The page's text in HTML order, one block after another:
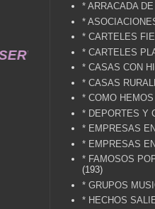
MEMORIA
* ARRACADA
*
* CARTELES
* CARTELES
* CASAS CON
* CASAS
* COMO
* DEPORTES Y
* EMPRESAS
* EMPRESAS
* FAMOSOS
(193)
* GRUPOS
* HECHOS